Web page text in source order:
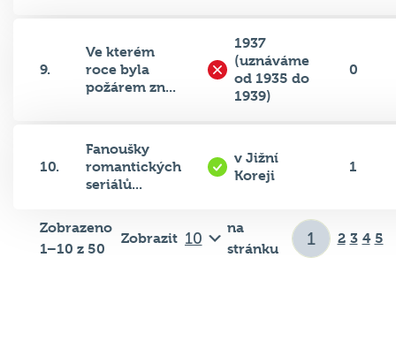
9.
Ve kterém
roce byla
požárem zn...
1937
(uznáváme
od 1935 do
1939)
0
10.
Fanoušky
romantických
seriálů...
v Jižní
Koreji
1
Zobrazeno
1–10 z 50
Zobrazit
na
stránku
2 3 4 5